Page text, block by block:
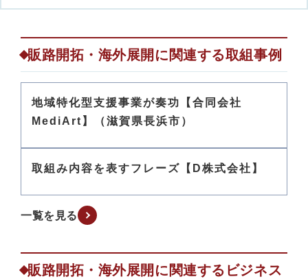
販路開拓・海外展開に関連する取組事例
地域特化型支援事業が奏功【合同会社
MediArt】（滋賀県長浜市）
取組み内容を表すフレーズ【D株式会社】
一覧を見る
販路開拓・海外展開に関連するビジネス